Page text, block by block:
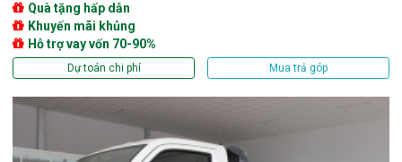
Quà tặng hấp dẫn
Khuyến mãi khủng
Hỗ trợ vay vốn 70-90%
Dự toán chi phí Mua trả góp